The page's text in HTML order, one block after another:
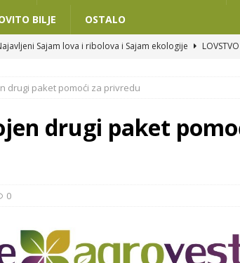
BILJE OSTALO
Sajam lova i ribolova i Sajam ekologije
DO POLJOPRIVREDNOG SAJMA
SPORAZUM O SARADNJI NOVOSADSKOG SAJMA I
ZA PRIVREDU I TURIZAM
drugi paket pomoći za privredu
drugi paket
0